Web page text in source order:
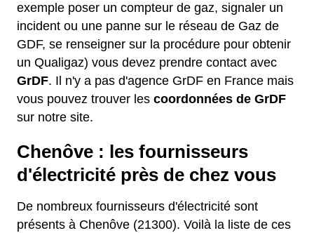
exemple poser un compteur de gaz, signaler un
incident ou une panne sur le réseau de Gaz de
GDF, se renseigner sur la procédure pour obtenir
un Qualigaz) vous devez prendre contact avec
GrDF. Il n'y a pas d'agence GrDF en France mais
vous pouvez trouver les coordonnées de GrDF
sur notre site.
Chenôve : les fournisseurs
d'électricité près de chez vous
De nombreux fournisseurs d'électricité sont
présents à Chenôve (21300). Voilà la liste de ces